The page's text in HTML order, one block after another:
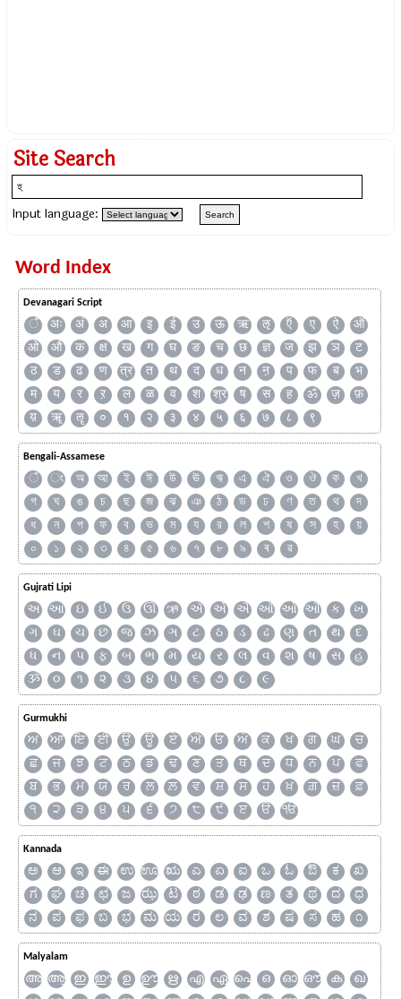
Site Search
Input language:
Word Index
Devanagari Script
ँ अः अं अ आ इ ई उ ऊ ऋ ऌ ऍ ए ऐ
ऑ
ओ
औ क क्ष ख ग घ ङ च छ ज्ञ ज झ ञ
ट
ठ
ड ढ ण त्र त थ द ध न ऩ प फ ब
भ
म
य र ऱ ल ळ व श श्र ष स ह ॐ ज़
फ़
य़
ॠ ॡ ० १ २ ३ ४ ५ ६ ७ ८ ९
Bengali-Assamese
ঁ ং অ আ ই ঈ উ ঊ ঋ এ ঐ ও ঔ ক
খ
গ
ঘ ঙ চ ছ জ ঝ ঞ ঠ ড ঢ ণ ত থ
দ
ধ
ন প ফ ব ভ ম য র ল শ ষ স হ
য়
০
১ ২ ৩ ৪ ৫ ৬ ৭ ৮ ৯ ৰ ৱ
Gujrati Lipi
અ આ ઇ ઈ ઉ ઊ ઋ ઍ એ ઐ ઑ ઓ ઔ ક
ખ
ગ
ઘ ચ છ જ ઝ ઞ ટ ઠ ડ ઢ ણ ત થ
દ
ધ
ન પ ફ બ ભ મ ય ર લ વ શ ષ સ
હ
ૐ
૦ ૧ ૨ ૩ ૪ ૫ ૬ ૭ ૮ ૯
Gurmukhi
ਅ ਆ ਇ ਈ ਉ ਊ ਏ ਐ ਓ ਔ ਕ ਖ ਗ ਘ
ਚ
ਛ
ਜ ਝ ਟ ਠ ਡ ਢ ਣ ਤ ਥ ਦ ਧ ਨ ਪ
ਫ
ਬ
ਭ ਮ ਯ ਰ ਲ ਲ਼ ਵ ਸ਼ ਸ ਹ ਖ਼ ਗ਼ ਜ਼
ਫ਼
੧
੨ ੩ ੪ ੫ ੬ ੭ ੮ ੯ ੲ ੳ ੴ
Kannada
ಅ ಆ ಇ ಈ ಉ ಊ ಋ ಎ ಏ ಐ ಒ ಓ ಔ ಕ
ಖ
ಗ
ಘ ಚ ಛ ಜ ಝ ಟ ಠ ಡ ಢ ಣ ತ ಥ ದ
ಧ
ನ
ಪ ಫ ಬ ಭ ಮ ಯ ರ ಲ ವ ಶ ಷ ಸ ಹ ೧
Malyalam
അ ആ ഇ ഈ ഉ ഊ ഋ എ ഏ ഐ ഒ ഓ ഔ ക
ഖ